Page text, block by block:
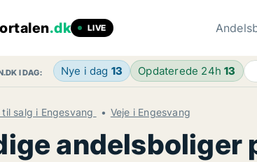
.dk LIVE
I DAG: Nye i dag 13 Opdaterede 24h13
salg i Engesvang Veje i Engesvang
andelsboliger